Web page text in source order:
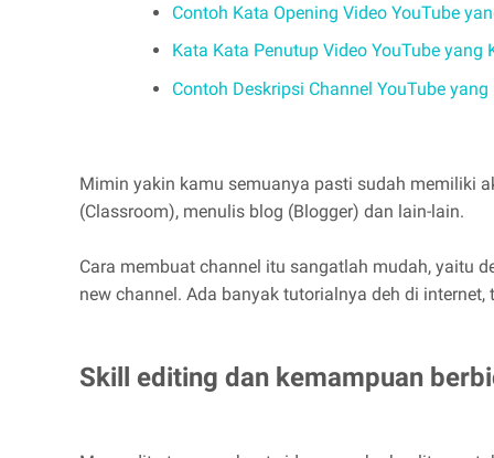
Contoh Kata Opening Video YouTube
Kata Kata Penutup Video YouTube yang
Contoh Deskripsi Channel YouTube
Mimin yakin kamu semuanya pasti sudah memiliki
(Classroom), menulis blog (Blogger) dan lain-lain.
Cara membuat channel itu sangatlah mudah, yaitu
new channel. Ada banyak tutorialnya deh di internet,
Skill editing dan kemampuan